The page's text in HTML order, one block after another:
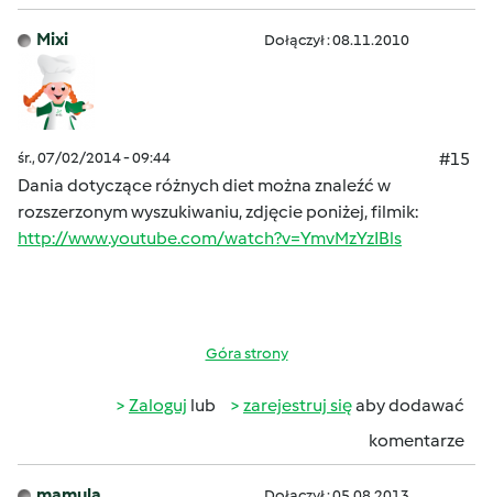
Mixi Dołączył : 08.11.2010
śr., 07/02/2014 - 09:44
#15
Dania dotyczące różnych diet można znaleźć w
rozszerzonym wyszukiwaniu, zdjęcie poniżej, filmik:
http://www.youtube.com/watch?v=YmvMzYzIBls
Góra strony
Zaloguj lub zarejestruj sięaby dodawać
komentarze